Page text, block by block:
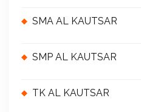
SMA AL KAUTSAR
SMP AL KAUTSAR
TK AL KAUTSAR